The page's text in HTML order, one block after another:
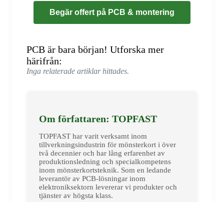
Begär offert på PCB & montering
PCB är bara början! Utforska mer
härifrån:
Inga relaterade artiklar hittades.
Om författaren: TOPFAST
TOPFAST har varit verksamt inom
tillverkningsindustrin för mönsterkort i över
två decennier och har lång erfarenhet av
produktionsledning och specialkompetens
inom mönsterkortsteknik. Som en ledande
leverantör av PCB-lösningar inom
elektroniksektorn levererar vi produkter och
tjänster av högsta klass.